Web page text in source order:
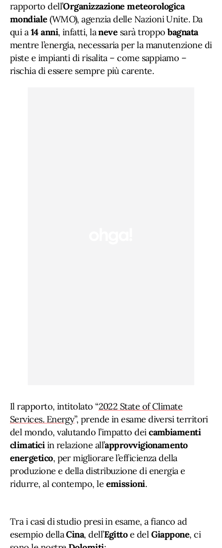
rapporto dell’Organizzazione meteorologica
mondiale (WMO), agenzia delle Nazioni Unite. Da
qui a14 anni, infatti, laneve sarà troppobagnata
mentre l’energia, necessaria per la manutenzione di
piste e impianti di risalita – come sappiamo –
rischia di essere sempre più carente.
Il rapporto, intitolato “2022 State of Climate
Services. Energy”, prende in esame diversi territori
del mondo, valutando l’impatto deicambiamenti
climaticiin relazione all’approvvigionamento
energetico, per migliorare l’efficienza della
produzione e della distribuzione di energia e
ridurre, al contempo, le emissioni.
Tra i casi di studio presi in esame, a fianco ad
esempio dellaCina, dell’Egittoe delGiappone, ci